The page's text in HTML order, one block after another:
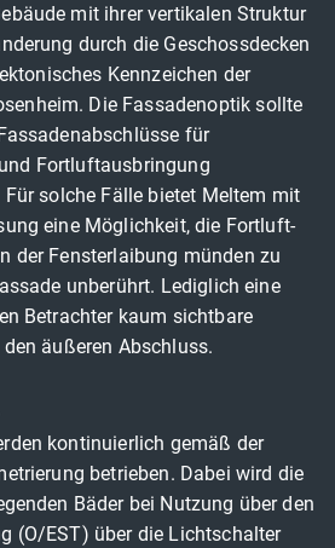
mit ihrer vertikalen Struktur
durch die Geschossdecken
Kennzeichen der
Die Fassadenoptik sollte
für
Fortluftausbringung
solche Fälle bietet Meltem mit
eine Möglichkeit, die Fortluft-
der Fensterlaibung münden zu
unberührt. Lediglich eine
Betrachter kaum sichtbare
äußeren Abschluss.
kontinuierlich gemäß der
betrieben. Dabei wird die
Bäder bei Nutzung über den
(O/EST) über die Lichtschalter